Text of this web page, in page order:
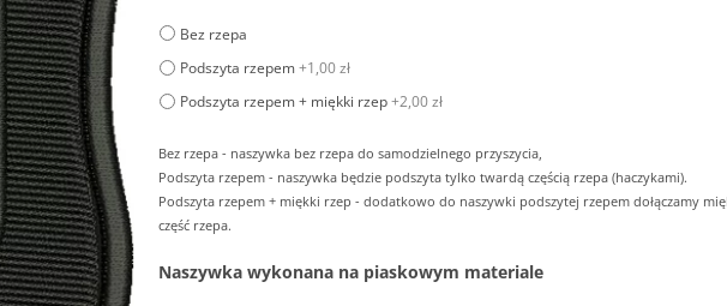
Bez rzepa
Podszyta rzepem+1,00 zł
Podszyta rzepem + miękki rzep+2,00 zł
Bez rzepa - naszywka bez rzepa do samodzielnego przyszycia,
Podszyta rzepem - naszywka będzie podszyta tylko twardą częścią rzepa (haczykami).
Podszyta rzepem + miękki rzep - dodatkowo do naszywki podszytej rzepem dołączamy
część rzepa.
Naszywka wykonana na piaskowym materiale